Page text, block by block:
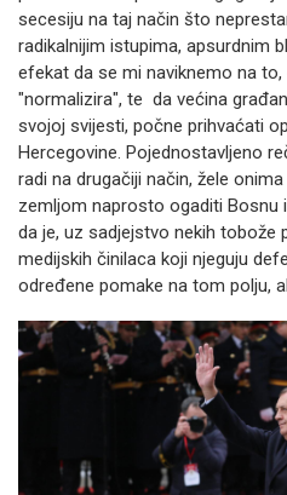
secesiju na taj način što
radikalnijim istupima, apsurdnim
efekat da se mi naviknemo na
"normalizira", te da većina
svojoj svijesti, počne prihvaćati
Hercegovine. Pojednostavljeno
radi na drugačiji način, žele
zemljom naprosto ogaditi Bosnu
da je, uz sadjejstvo nekih tobože
medijskih činilaca koji njeguju
određene pomake na tom polju,